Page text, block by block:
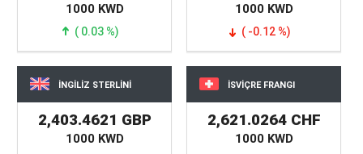
1000 KWD
( 0.03 %)
1000 KWD
( -0.12 %)
İNGİLİZ STERLİNİ
2,403.4621 GBP
1000 KWD
İSVİÇRE FRANGI
2,621.0264 CHF
1000 KWD